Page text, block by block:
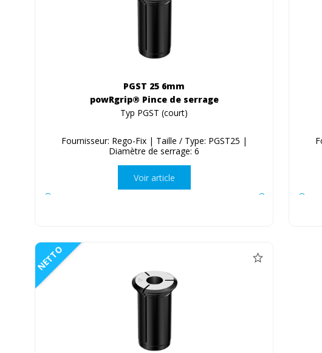
PGST 25 6mm
powRgrip® Pince de serrage
Typ PGST (court)
Fournisseur: Rego-Fix | Taille / Type: PGST25 |
Diamètre de serrage: 6
Voir article
NETTO